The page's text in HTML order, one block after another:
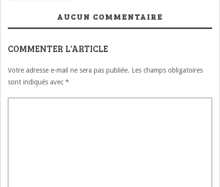
AUCUN COMMENTAIRE
COMMENTER L'ARTICLE
Votre adresse e-mail ne sera pas publiée. Les champs obligatoires
sont indiqués avec *